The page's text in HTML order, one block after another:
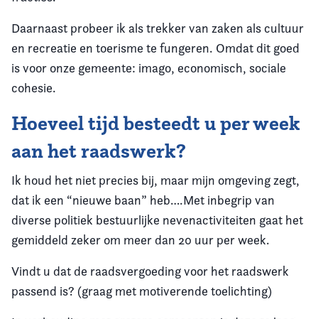
Daarnaast probeer ik als trekker van zaken als cultuur
en recreatie en toerisme te fungeren. Omdat dit goed
is voor onze gemeente: imago, economisch, sociale
cohesie.
Hoeveel tijd besteedt u per week
aan het raadswerk?
Ik houd het niet precies bij, maar mijn omgeving zegt,
dat ik een “nieuwe baan” heb….Met inbegrip van
diverse politiek bestuurlijke nevenactiviteiten gaat het
gemiddeld zeker om meer dan 20 uur per week.
Vindt u dat de raadsvergoeding voor het raadswerk
passend is? (graag met motiverende toelichting)